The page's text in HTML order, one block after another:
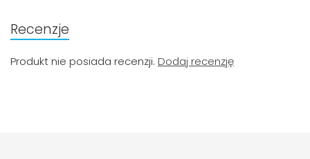
Recenzje
Produkt nie posiada recenzji. Dodaj recenzję